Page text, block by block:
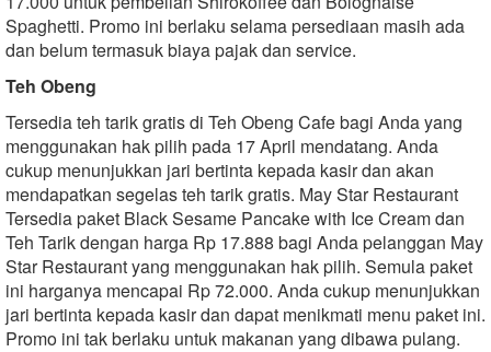
Spaghetti. Promo ini berlaku selama persediaan masih ada
dan belum termasuk biaya pajak dan service.
Teh Obeng
Tersedia teh tarik gratis di Teh Obeng Cafe bagi Anda yang
menggunakan hak pilih pada 17 April mendatang. Anda
cukup menunjukkan jari bertinta kepada kasir dan akan
mendapatkan segelas teh tarik gratis. May Star Restaurant
Tersedia paket Black Sesame Pancake with Ice Cream dan
Teh Tarik dengan harga Rp 17.888 bagi Anda pelanggan May
Star Restaurant yang menggunakan hak pilih. Semula paket
ini harganya mencapai Rp 72.000. Anda cukup menunjukkan
jari bertinta kepada kasir dan dapat menikmati menu paket ini.
Promo ini tak berlaku untuk makanan yang dibawa pulang.